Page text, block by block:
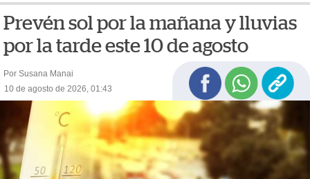
Prevén sol por la mañana y lluvias
por la tarde este 10 de agosto
Por Susana Manai
10 de agosto de 2026, 01:43